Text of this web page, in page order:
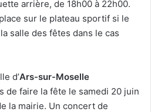
arrière, de 18h00 à 22h00.
sur le plateau sportif si le
salle des fêtes dans le cas
d’Ars-sur-Moselle
de faire la fête le samedi 20 juin
la mairie. Un concert de